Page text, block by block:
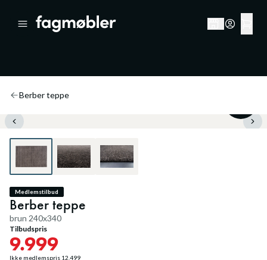
Berber teppe
Medlemstilbud
Berber teppe
brun 240x340
Tilbudspris
9.999
Ikke medlemspris 12.499